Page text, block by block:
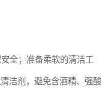
全；准备柔软的清洁工
洁剂，避免含酒精、强酸